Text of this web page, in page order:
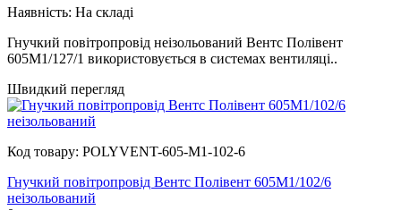
Наявність: На складі
Гнучкий повітропровід неізольований Вентс Полівент
605М1/127/1 використовується в системах вентиляці..
Швидкий перегляд
Код товару: POLYVENT-605-M1-102-6
Гнучкий повітропровід Вентс Полівент 605М1/102/6
неізольований